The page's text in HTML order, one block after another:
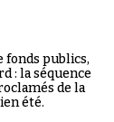
fonds publics,
: la séquence
de la
été.